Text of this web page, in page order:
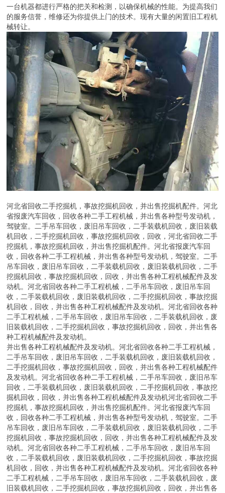
一台机器都进行严格的把关和检测，以确保机械的性能。为提高我们
的服务信誉，维修还为你提供上门的技术。现有大量的闲置旧工程机
械转让。
河北省回收二手挖掘机，事故挖掘机回收，并出售挖掘机配件。河北
省报废汽车回收，回收各种二手工程机械，并出售各种型号发动机，
驾驶室。二手吊车回收，废旧吊车回收，二手装载机回收，废旧装载
机回收，二手挖掘机回收，事故挖掘机回收，回收，河北省回收二手
挖掘机，事故挖掘机回收，并出售挖掘机配件。河北省报废汽车回
收，回收各种二手工程机械，并出售各种型号发动机，驾驶室。二手
吊车回收，废旧吊车回收，二手装载机回收，废旧装载机回收，二手
挖掘机回收，事故挖掘机回收，回收，并出售各种工程机械配件及发
动机。河北省回收各种二手工程机械，二手吊车回收，废旧吊车回
收，二手装载机回收，废旧装载机回收，二手挖掘机回收，事故挖掘
机回收，回收，并出售各种工程机械配件及发动机。河北省回收各种
二手工程机械，二手吊车回收，废旧吊车回收，二手装载机回收，废
旧装载机回收，二手挖掘机回收，事故挖掘机回收，回收，并出售各
种工程机械配件及发动机。
并出售各种工程机械配件及发动机。河北省回收各种二手工程机械，
二手吊车回收，废旧吊车回收，二手装载机回收，废旧装载机回收，
二手挖掘机回收，事故挖掘机回收，回收，并出售各种工程机械配件
及发动机。河北省回收各种二手工程机械，二手吊车回收，废旧吊车
回收，二手装载机回收，废旧装载机回收，二手挖掘机回收，事故挖
掘机回收，回收，并出售各种工程机械配件及发动机河北省回收二手
挖掘机，事故挖掘机回收，并出售挖掘机配件。河北省报废汽车回
收，回收各种二手工程机械，并出售各种型号发动机，驾驶室。二手
吊车回收，废旧吊车回收，二手装载机回收，废旧装载机回收，二手
挖掘机回收，事故挖掘机回收，回收，并出售各种工程机械配件及发
动机。河北省回收各种二手工程机械，二手吊车回收，废旧吊车回
收，二手装载机回收，废旧装载机回收，二手挖掘机回收，事故挖掘
机回收，回收，并出售各种工程机械配件及发动机。河北省回收各种
二手工程机械，二手吊车回收，废旧吊车回收，二手装载机回收，废
旧装载机回收，二手挖掘机回收，事故挖掘机回收，回收，并出售各